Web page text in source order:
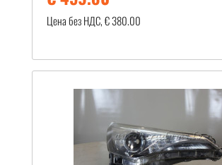
Цена без НДС, € 380.00